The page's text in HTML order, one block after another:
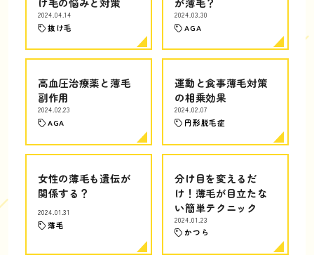
2024.04.14
抜け毛
2024.03.30
AGA
高血圧治療薬と薄毛
副作用
2024.02.23
AGA
運動と食事薄毛対策
の相乗効果
2024.02.07
円形脱毛症
女性の薄毛も遺伝が
関係する？
2024.01.31
薄毛
分け目を変えるだ
け！薄毛が目立たな
い簡単テクニック
2024.01.23
かつら